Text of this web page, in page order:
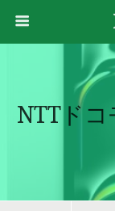
NTTドコ